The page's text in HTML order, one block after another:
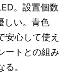
。設置個数
しい。青色
安心して使え
ートとの組み
。